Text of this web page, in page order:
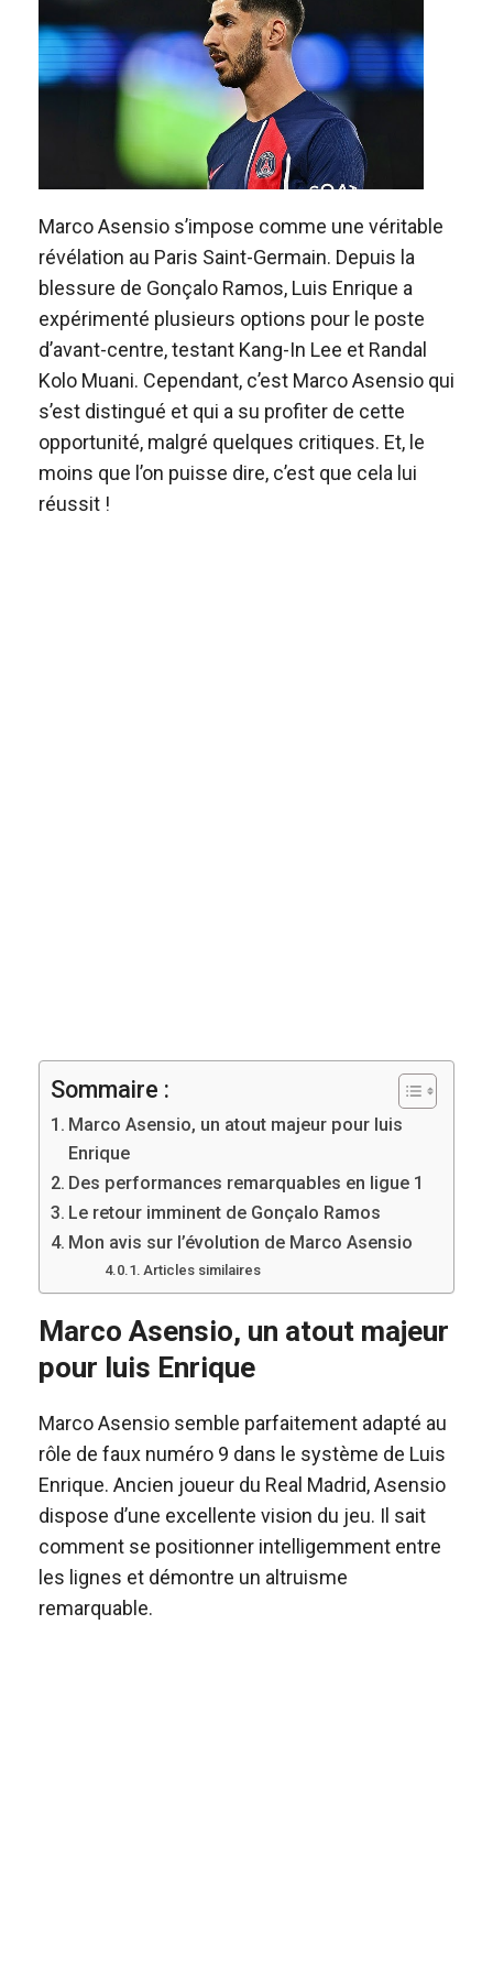
Marco Asensio s’impose comme une véritable
révélation au Paris Saint-Germain. Depuis la
blessure de Gonçalo Ramos, Luis Enrique a
expérimenté plusieurs options pour le poste
d’avant-centre, testant Kang-In Lee et Randal
Kolo Muani. Cependant, c’est Marco Asensio qui
s’est distingué et qui a su profiter de cette
opportunité, malgré quelques critiques. Et, le
moins que l’on puisse dire, c’est que cela lui
réussit !
Sommaire :
Marco Asensio, un atout majeur pour luis
Enrique
Des performances remarquables en ligue 1
Le retour imminent de Gonçalo Ramos
Mon avis sur l’évolution de Marco Asensio
Articles similaires
Marco Asensio, un atout majeur
pour luis Enrique
Marco Asensio semble parfaitement adapté au
rôle de faux numéro 9 dans le système de Luis
Enrique. Ancien joueur du Real Madrid, Asensio
dispose d’une excellente vision du jeu. Il sait
comment se positionner intelligemment entre
les lignes et démontre un altruisme
remarquable.